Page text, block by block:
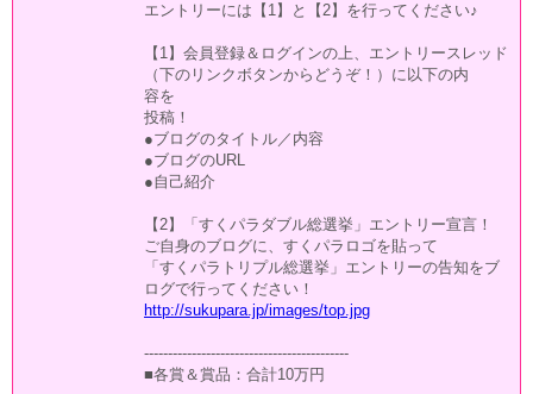
エントリーには【1】と【2】を行ってください♪
【1】会員登録＆ログインの上、エントリースレッド
（下のリンクボタンからどうぞ！）に以下の内
容を
投稿！
●ブログのタイトル／内容
●ブログのURL
●自己紹介
【2】「すくパラダブル総選挙」エントリー宣言！
ご自身のブログに、すくパラロゴを貼って
「すくパラトリプル総選挙」エントリーの告知をブ
ログで行ってください！
http://sukupara.jp/images/top.jpg
-------------------------------------------
■各賞＆賞品：合計10万円